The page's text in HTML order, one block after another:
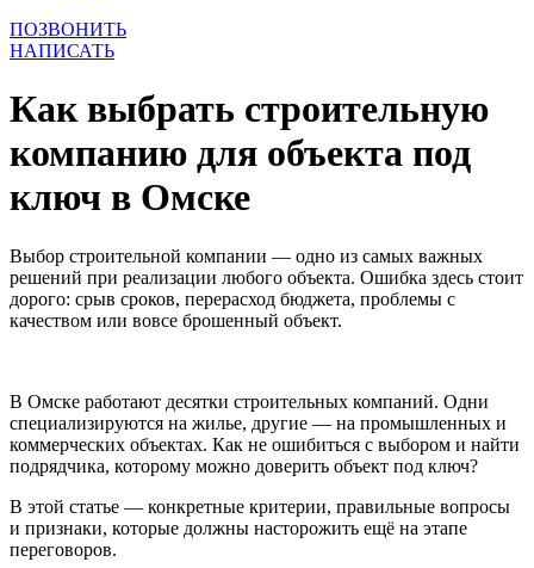
ПОЗВОНИТЬ
НАПИСАТЬ
Как выбрать строительную
компанию для объекта под
ключ в Омске
Выбор строительной компании — одно из самых важных
решений при реализации любого объекта. Ошибка здесь стоит
дорого: срыв сроков, перерасход бюджета, проблемы с
качеством или вовсе брошенный объект.
В Омске работают десятки строительных компаний. Одни
специализируются на жилье, другие — на промышленных и
коммерческих объектах. Как не ошибиться с выбором и найти
подрядчика, которому можно доверить объект под ключ?
В этой статье — конкретные критерии, правильные вопросы
и признаки, которые должны насторожить ещё на этапе
переговоров.